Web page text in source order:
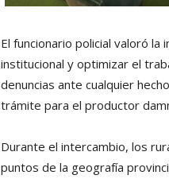
El funcionario policial valoró la
institucional y optimizar el
denuncias ante cualquier
trámite para el productor
Durante el intercambio, los
puntos de la geografía